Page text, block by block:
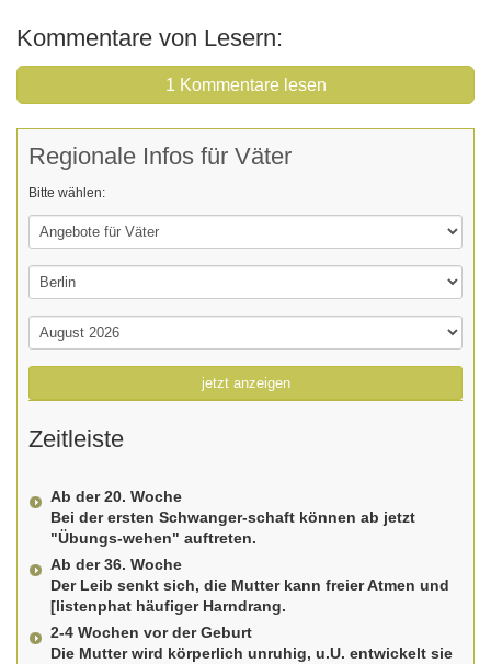
Kommentare von Lesern:
1 Kommentare lesen
Regionale Infos für Väter
Bitte wählen:
jetzt anzeigen
Zeitleiste
Ab der 20. Woche
Bei der ersten Schwanger-schaft können ab jetzt
"Übungs-wehen" auftreten.
Ab der 36. Woche
Der Leib senkt sich, die Mutter kann freier Atmen und
[listenphat häufiger Harndrang.
2-4 Wochen vor der Geburt
Die Mutter wird körperlich unruhig, u.U. entwickelt sie